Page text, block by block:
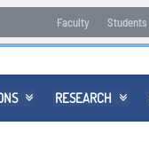
Faculty Students
 RESEARCH 